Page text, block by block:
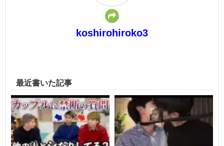
koshirohiroko3
最近書いた記事